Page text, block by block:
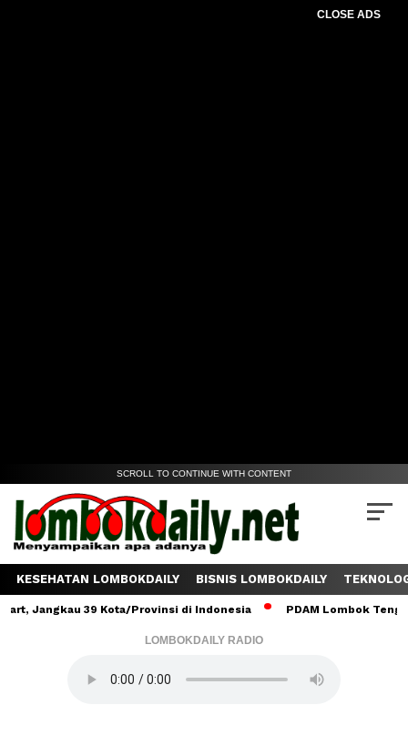
CLOSE ADS
SCROLL TO CONTINUE WITH CONTENT
KESEHATAN LOMBOKDAILY BISNIS LOMBOKDAILY
39 Kota/Provinsi di Indonesia PDAM Lombok Tengah
LOMBOKDAILY RADIO